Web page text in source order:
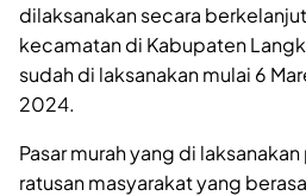
dilaksanakan secara
kecamatan di Kabupaten
sudah di laksanakan mulai 6
2024.
Pasar murah yang di
ratusan masyarakat yang